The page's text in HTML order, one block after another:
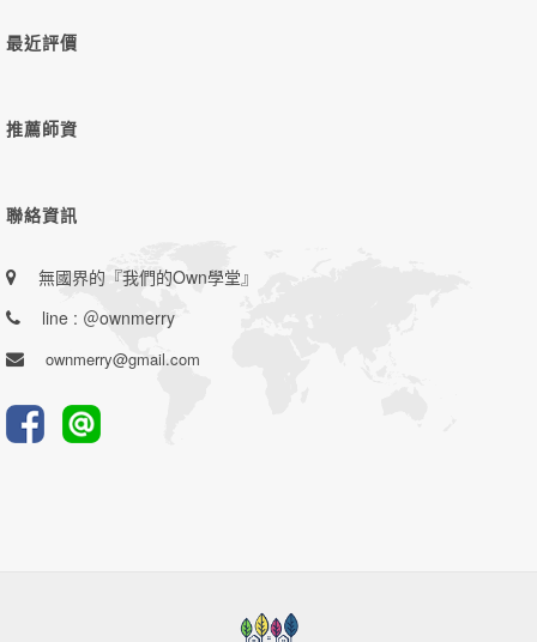
最近評價
推薦師資
聯絡資訊
無國界的『我們的Own學堂』
line : ＠ownmerry
ownmerry@gmail.com